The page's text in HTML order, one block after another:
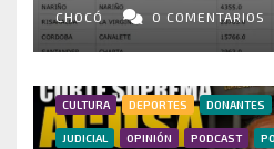
INVESTIGAR
FRAUDE
CHOCÓ 0 COMENTARIOS
CULTURA DEPORTES DONANTES
JUDICIAL OPINIÓN PODCAST